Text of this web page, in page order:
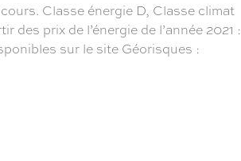
Classe énergie D, Classe climat
prix de l’énergie de l’année 2021 :
sur le site Géorisques :